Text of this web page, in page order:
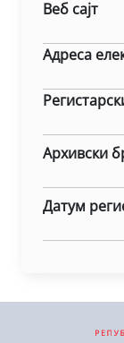
Веб сајт
Адреса
Архивски
Датум